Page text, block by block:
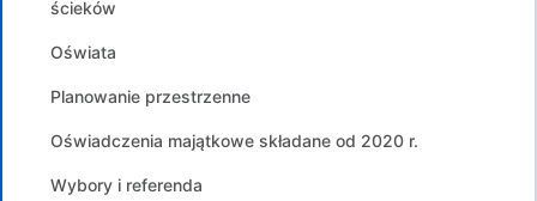
ścieków
Oświata
Planowanie przestrzenne
Oświadczenia majątkowe składane od 2020 r.
Wybory i referenda